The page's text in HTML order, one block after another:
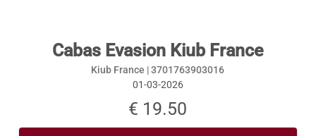
Cabas Evasion Kiub France
Kiub France |3701763903016
01-03-2026
€ 19.50